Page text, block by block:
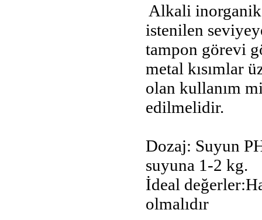
Alkali
istenilen
tampon görevi
metal kısımlar
olan kullanım
edilmelidir.
Dozaj: Suyun
suyuna 1-2 kg.
İdeal
olmalıdır